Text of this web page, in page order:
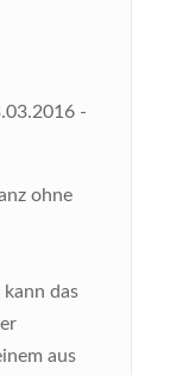
-
ohne
das
aus